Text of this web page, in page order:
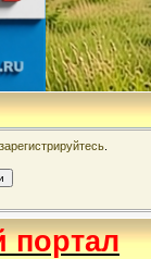
зарегистрируйтесь
портал